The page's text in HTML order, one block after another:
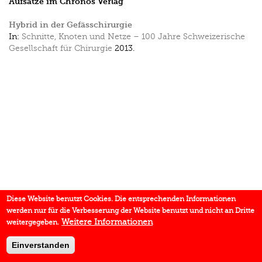
Hybrid in der Gefässchirurgie
In: Schnitte, Knoten und Netze – 100 Jahre Schweizerische
Gesellschaft für Chirurgie 2013.
Diese Website benutzt Cookies. Die entsprechenden Informationen
werden nur für die Verbesserung der Website benutzt und nicht an Dritte
weitergegeben. Weitere Informationen
Einverstanden